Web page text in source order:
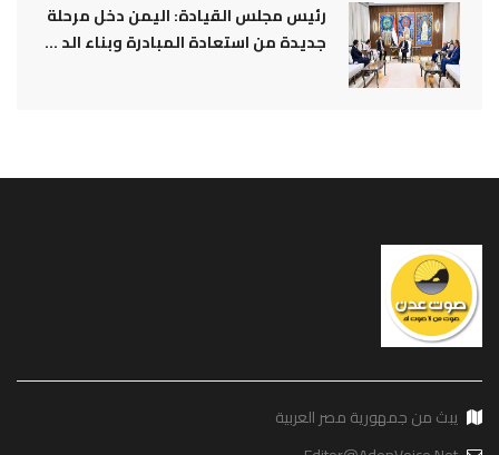
رئيس مجلس القيادة: اليمن دخل مرحلة
جديدة من استعادة المبادرة وبناء الد ...
يبث من جمهورية مصر العربية